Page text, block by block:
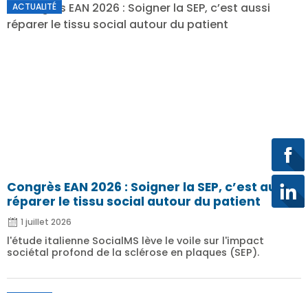
ACTUALITÉ
Congrès EAN 2026 : Soigner la SEP, c’est aussi
réparer le tissu social autour du patient
1 juillet 2026
l'étude italienne SocialMS lève le voile sur l'impact
sociétal profond de la sclérose en plaques (SEP).